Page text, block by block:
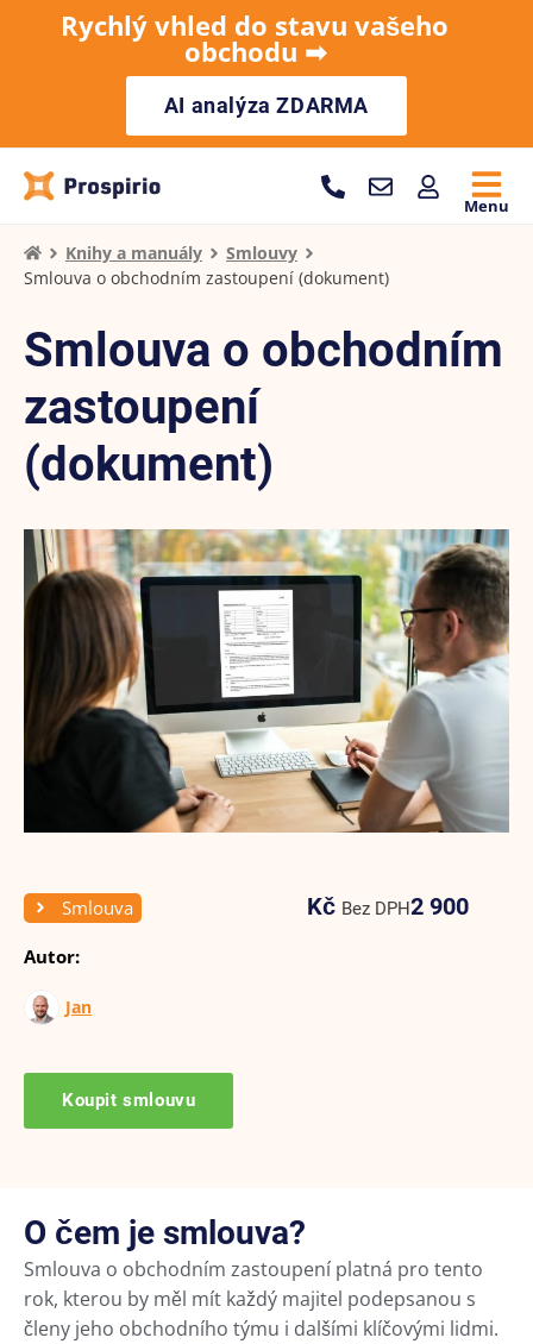
Rychlý vhled do stavu vašeho
obchodu ➡︎
AI analýza ZDARMA
Menu
Knihy a manuály
Smlouvy
Smlouva o obchodním zastoupení (dokument)
Smlouva o obchodním
zastoupení
(dokument)
Smlouva Kč Bez DPH2 900
Autor:
Jan
Koupit smlouvu
O čem je smlouva?
Smlouva o obchodním zastoupení platná pro tento
rok, kterou by měl mít každý majitel podepsanou s
členy jeho obchodního týmu i dalšími klíčovými lidmi.